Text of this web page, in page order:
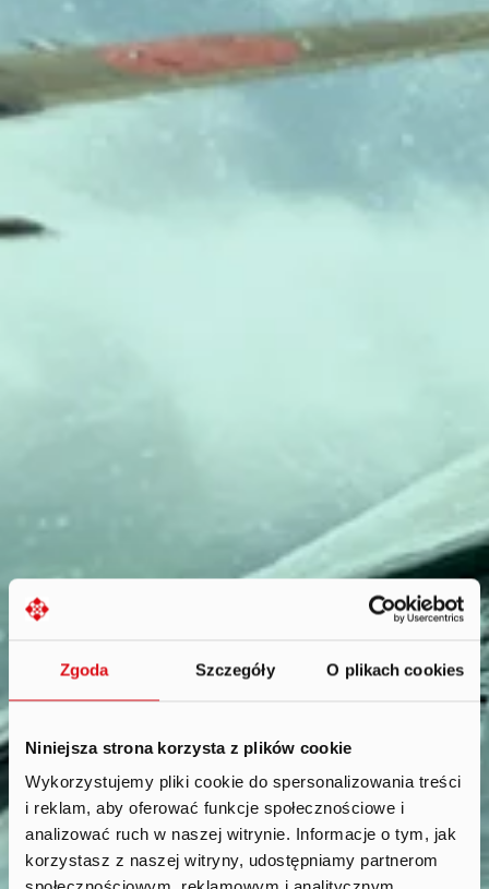
Zgoda Szczegóły O plikach cookies
Niniejsza strona korzysta z plików cookie
Wykorzystujemy pliki cookie do spersonalizowania treści
i reklam, aby oferować funkcje społecznościowe i
analizować ruch w naszej witrynie. Informacje o tym, jak
korzystasz z naszej witryny, udostępniamy partnerom
Reports.